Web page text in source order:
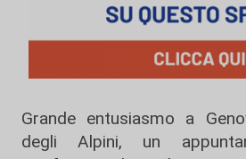
Grande entusiasmo a
degli Alpini, un